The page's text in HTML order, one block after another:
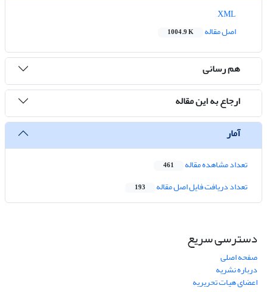
اصل مقاله
1004.9 K
هم رسانی
ارجاع به این مقاله
آمار
تعداد مشاهده مقاله 461
تعداد دریافت فایل اصل مقاله 193
دسترسی سریع
صفحه اصلی
درباره نشریه
اعضای هیات تحریریه